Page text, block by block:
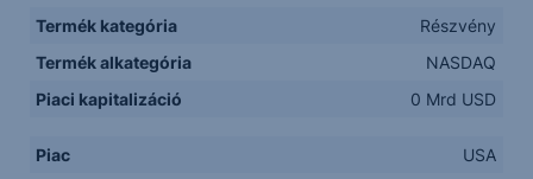
Termék kategória
Részvény
Termék alkategória
NASDAQ
Piaci kapitalizáció
0 Mrd USD
Piac
USA